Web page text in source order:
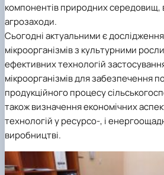
компонентів природних
агрозаходи.
Сьогодні актуальними є дослідження
мікроорганізмів з культурними
ефективних технологій
мікроорганізмів для забезпечення
продукційного процесу
також визначення економічних
технологій у ресурсо-, і
виробництві.